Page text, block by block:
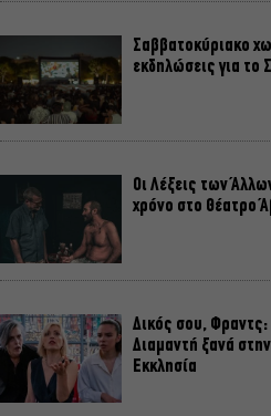
Σαββατοκύριακο
εκδηλώσεις για το
Οι Λέξεις των
χρόνο στο Θέατρο
Δικός σου,
Διαμαντή ξανά
Εκκλησία